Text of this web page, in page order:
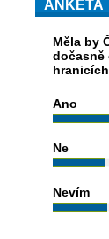
ANKETA
Měla by
dočasně
Ano
Ne
Nevím